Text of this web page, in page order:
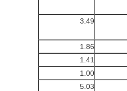
3.49
1.86
1.41
1.00
5.03